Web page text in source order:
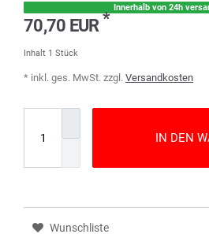
Innerhalb von 24h
70,70 EUR*
Inhalt 1 Stück
* inkl. ges. MwSt. zzgl. Versandkosten
IN DEN
Wunschliste